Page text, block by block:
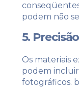
podem não
5.
Os materiais
podem
fotográficos.